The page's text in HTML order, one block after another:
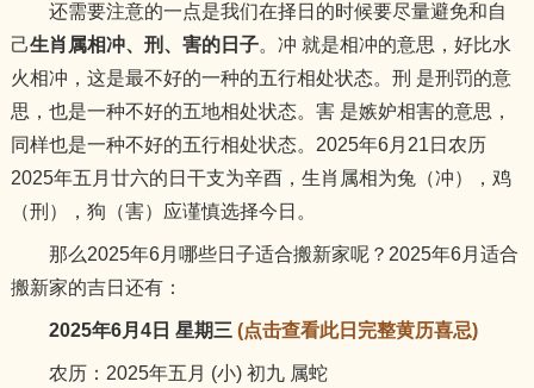
还需要注意的一点是我们在择日的时候要尽量避免和自
己生肖属相冲、刑、害的日子。冲 就是相冲的意思，好比水
火相冲，这是最不好的一种的五行相处状态。刑 是刑罚的意
思，也是一种不好的五地相处状态。害 是嫉妒相害的意思，
同样也是一种不好的五行相处状态。2025年6月21日农历
2025年五月廿六的日干支为辛酉，生肖属相为兔（冲），鸡
（刑），狗（害）应谨慎选择今日。
那么2025年6月哪些日子适合搬新家呢？2025年6月适合
搬新家的吉日还有：
2025年6月4日 星期三 (点击查看此日完整黄历喜忌)
农历：2025年五月 (小) 初九 属蛇